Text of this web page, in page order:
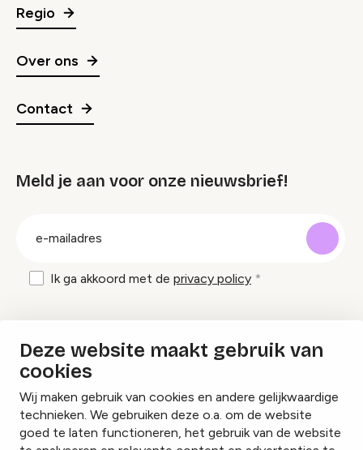
Deze website maakt gebruik van
cookies
Wij maken gebruik van cookies en andere gelijkwaardige
technieken. We gebruiken deze o.a. om de website
goed te laten functioneren, het gebruik van de website
Regio
Over ons
Contact
Meld je aan voor onze nieuwsbrief!
Ik ga akkoord met de privacy policy
Inspiratie en tips om evenementen te
organiseren?
Lees onze inspiratieblogs